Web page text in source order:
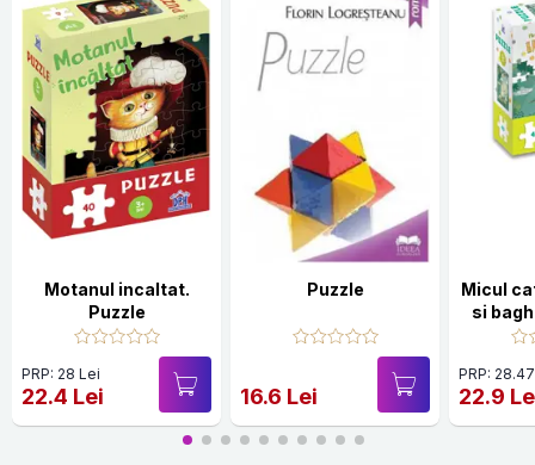
Motanul incaltat.
Puzzle
PRP: 28 Lei
22.4 Lei
Puzzle
16.6 Lei
Micul
si
PRP:
22.9